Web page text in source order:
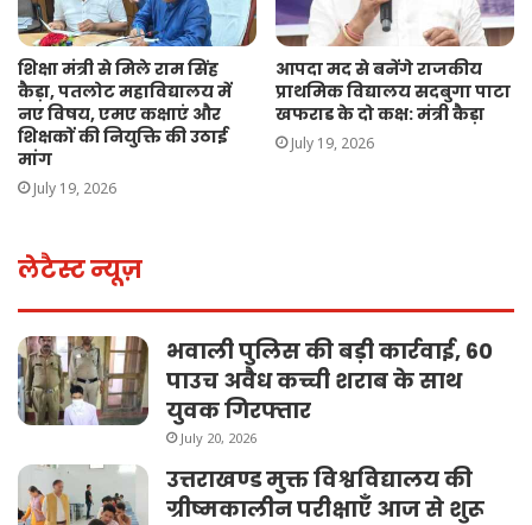
शिक्षा मंत्री से मिले राम सिंह
कैड़ा, पतलोट महाविद्यालय में
नए विषय, एमए कक्षाएं और
शिक्षकों की नियुक्ति की उठाई
मांग
July 19, 2026
आपदा मद से बनेंगे राजकीय
प्राथमिक विद्यालय सदबुगा पाटा
खफराड के दो कक्ष: मंत्री कैड़ा
July 19, 2026
लेटैस्ट न्यूज़
भवाली पुलिस की बड़ी कार्रवाई, 60
पाउच अवैध कच्ची शराब के साथ
युवक गिरफ्तार
July 20, 2026
उत्तराखण्ड मुक्त विश्वविद्यालय की
ग्रीष्मकालीन परीक्षाएँ आज से शुरू